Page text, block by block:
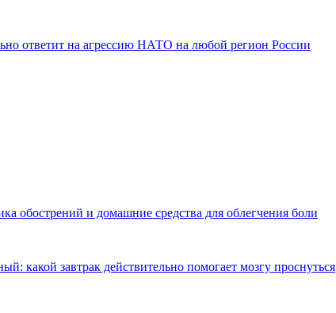
ответит на агрессию НАТО на любой регион России
обострений и домашние средства для облегчения боли
какой завтрак действительно помогает мозгу проснуться